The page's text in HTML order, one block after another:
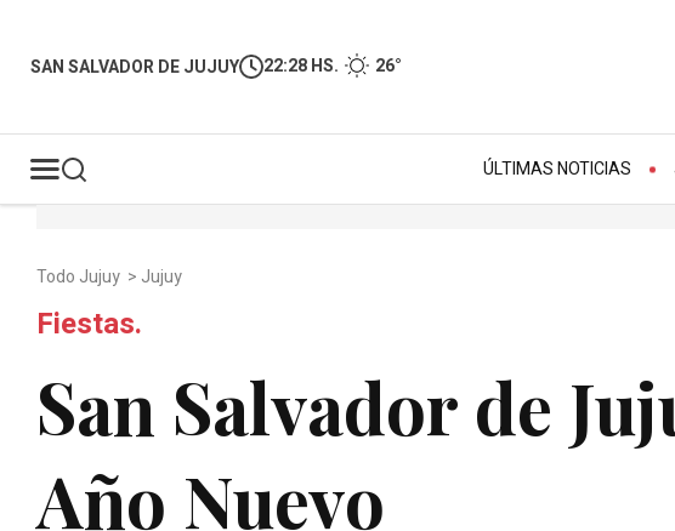
SAN SALVADOR DE JUJUY 22:28 HS. 26°
ÚLTIMAS NOTICIAS
Todo Jujuy > Jujuy
Fiestas.
San Salvador de
Año Nuevo